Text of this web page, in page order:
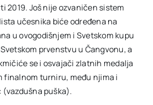
2019. Još nije ozvaničen sistem
učesnika biće određena na
u ovogodišnjem i Svetskom kupu
prvenstvu u Čangvonu, a
se i osvajači zlatnih medalja
finalnom turniru, među njima i
(vazdušna puška).